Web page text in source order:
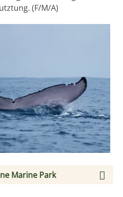
(F/M/A)
Marine Park